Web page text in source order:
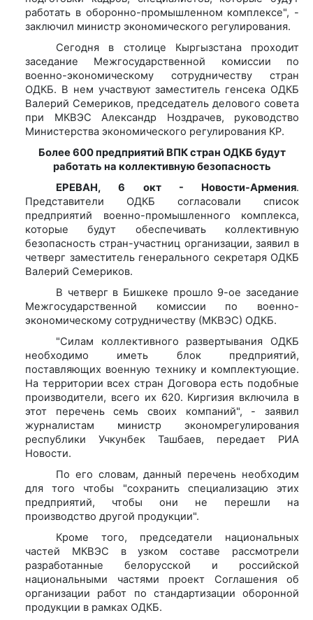
работать в оборонно-промышленном комплексе", -
заключил министр экономического регулирования.
Сегодня в столице Кыргызстана проходит
заседание Межгосударственной комиссии по
военно-экономическому сотрудничеству стран
ОДКБ. В нем участвуют заместитель генсека ОДКБ
Валерий Семериков, председатель делового совета
при МКВЭС Александр Ноздрачев, руководство
Министерства экономического регулирования КР.
Более 600 предприятий ВПК стран ОДКБ будут
работать на коллективную безопасность
ЕРЕВАН, 6 окт - Новости-Армения.
Представители ОДКБ согласовали список
предприятий военно-промышленного комплекса,
которые будут обеспечивать коллективную
безопасность стран-участниц организации, заявил в
четверг заместитель генерального секретаря ОДКБ
Валерий Семериков.
В четверг в Бишкеке прошло 9-ое заседание
Межгосударственной комиссии по военно-
экономическому сотрудничеству (МКВЭС) ОДКБ.
"Силам коллективного развертывания ОДКБ
необходимо иметь блок предприятий,
поставляющих военную технику и комплектующие.
На территории всех стран Договора есть подобные
производители, всего их 620. Киргизия включила в
этот перечень семь своих компаний", - заявил
журналистам министр экономрегулирования
республики Учкунбек Ташбаев, передает РИА
Новости.
По его словам, данный перечень необходим
для того чтобы "сохранить специализацию этих
предприятий, чтобы они не перешли на
производство другой продукции".
Кроме того, председатели национальных
частей МКВЭС в узком составе рассмотрели
разработанные белорусской и российской
национальными частями проект Соглашения об
организации работ по стандартизации оборонной
продукции в рамках ОДКБ.